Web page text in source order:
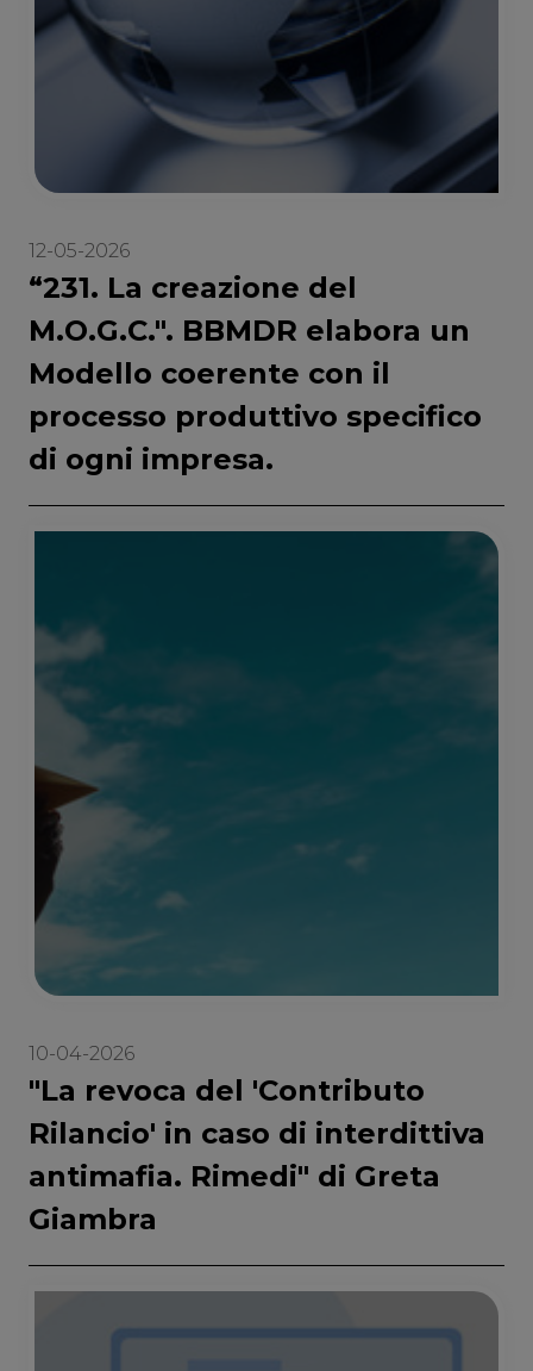
12-05-2026
“231. La creazione del
M.O.G.C.". BBMDR elabora un
Modello coerente con il
processo produttivo specifico
di ogni impresa.
10-04-2026
"La revoca del 'Contributo
Rilancio' in caso di interdittiva
antimafia. Rimedi" di Greta
Giambra